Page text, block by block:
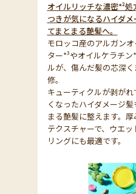
オイルリッチな濃密*²
つきが気になるハイダ
てまとまる艶髪へ。
モロッコ産のアルガン
ター*³やオイルケラチ
ルが、傷んだ髪の芯深
修。
キューティクルが剥が
くなったハイダメージ
まる艶髪に整えます。
テクスチャーで、ウエ
リングにも最適です。